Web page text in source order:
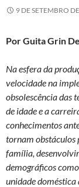
9 DE SETEMBRO
Por Guita Grin
Na esfera da
velocidade na
obsolescência das
de idade e a
conhecimentos
tornam obstáculos
família,
demográficos
unidade doméstica